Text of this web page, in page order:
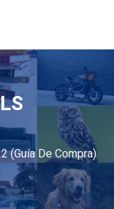
(guía De Compra)